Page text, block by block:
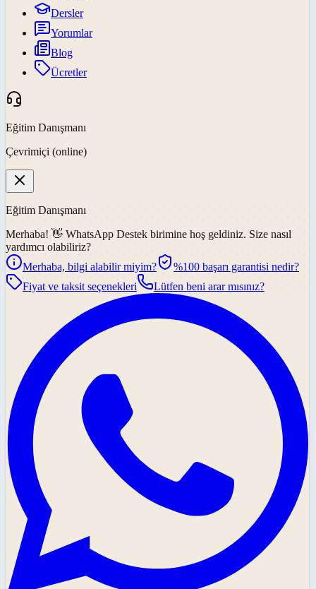
Dersler
Yorumlar
Blog
Ücretler
Eğitim Danışmanı
Çevrimiçi (online)
Eğitim Danışmanı
Merhaba! 👋 WhatsApp Destek birimine hoş geldiniz. Size nasıl
yardımcı olabiliriz?
Merhaba, bilgi alabilir miyim?
%100 başarı garantisi nedir?
Fiyat ve taksit seçenekleri
Lütfen beni arar mısınız?